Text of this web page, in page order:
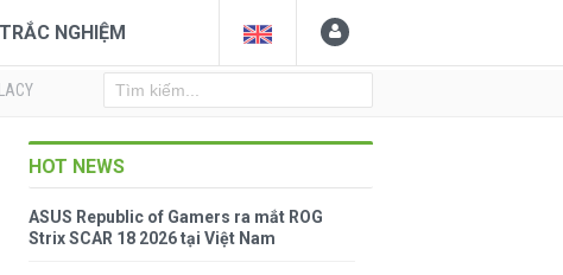
TRẮC NGHIỆM
HOT NEWS
ASUS Republic of Gamers ra mắt ROG
Strix SCAR 18 2026 tại Việt Nam